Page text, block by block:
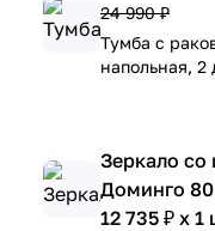
24 990 ₽
Тумба с
напольная, 2
Зеркало
Доминго 80
12 735 ₽ x 1